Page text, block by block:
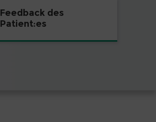
Feedback des
Patient:es